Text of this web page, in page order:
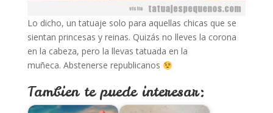
Lo dicho, un tatuaje solo para aquellas chicas que se
sientan princesas y reinas. Quizás no lleves la corona
en la cabeza, pero la llevas tatuada en la
muñeca. Abstenerse republicanos
Tambien te puede interesar: